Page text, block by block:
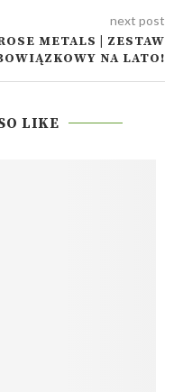
next post
METALS | ZESTAW
NA LATO!
LIKE